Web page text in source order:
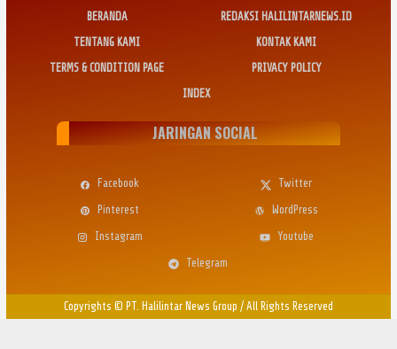
BERANDA
REDAKSI HALILINTARNEWS.ID
TENTANG KAMI
KONTAK KAMI
TERMS & CONDITION PAGE
PRIVACY POLICY
INDEX
JARINGAN SOCIAL
Facebook
Twitter
Pinterest
WordPress
Instagram
Youtube
Telegram
Copyrights © PT. Halilintar News Group / All Rights Reserved